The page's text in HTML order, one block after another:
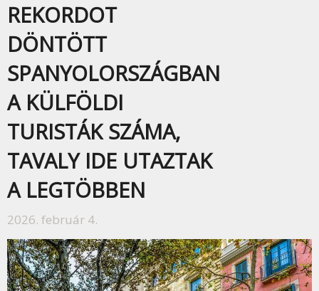
REKORDOT
DÖNTÖTT
SPANYOLORSZÁGBAN
A KÜLFÖLDI
TURISTÁK SZÁMA,
TAVALY IDE UTAZTAK
A LEGTÖBBEN
2026. február 4.